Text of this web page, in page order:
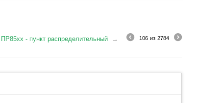
ПР85хх - пункт распределительный
106 из 2784